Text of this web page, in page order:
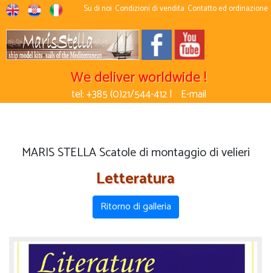
Su di noi Condizioni di vendita Contatto ed ordinazione
We deliver worldwide !
tel: +385 (0)21/544-412 | E-mail
MARIS STELLA Scatole di montaggio di velieri
Letteratura
Ritorno di galleria